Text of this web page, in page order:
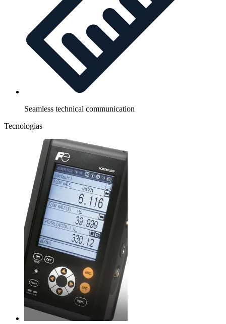
Seamless technical communication
Tecnologias